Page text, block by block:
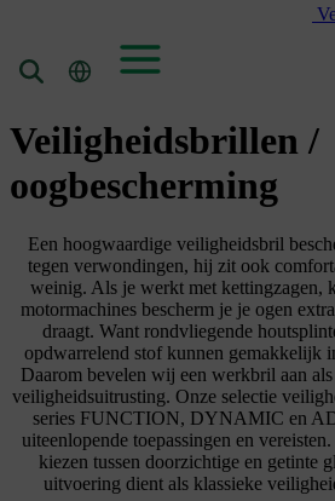
Veiligheidsbrillen /
oogbescherming
Een hoogwaardige veiligheidsbril
tegen verwondingen, hij zit ook
weinig. Als je werkt met kettingzagen,
motormachines bescherm je je ogen
draagt. Want rondvliegende
opdwarrelend stof kunnen gemakkelijk
Daarom bevelen wij een werkbril aan
veiligheidsuitrusting. Onze selectie
series FUNCTION, DYNAMIC en
uiteenlopende toepassingen en
kiezen tussen doorzichtige en getinte
uitvoering dient als klassieke